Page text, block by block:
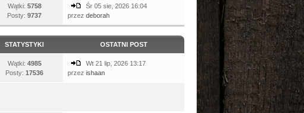
Wątki: 5758
Posty: 9737
Śr 05 sie, 2026 16:04
przez deborah
STATYSTYKI OSTATNI POST
Wątki: 4985
Posty: 17536
Wt 21 lip, 2026 13:17
przez ishaan